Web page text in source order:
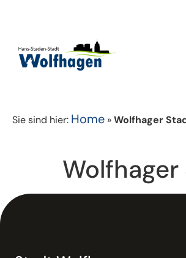
Sie sind hier: Home »Wolfhager